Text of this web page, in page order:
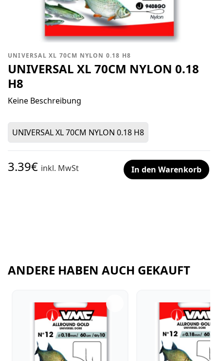
UNIVERSAL XL 70CM NYLON 0.18 H8
UNIVERSAL XL 70CM NYLON 0.18
H8
Keine Beschreibung
UNIVERSAL XL 70CM NYLON 0.18 H8
3.39€ inkl. MwSt In den Warenkorb
ANDERE HABEN AUCH GEKAUFT